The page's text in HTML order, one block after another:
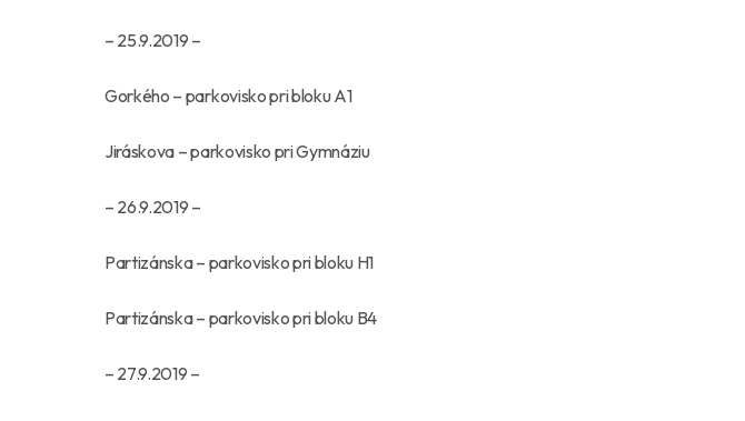
– 25.9.2019 –
Gorkého – parkovisko pri bloku A1
Jiráskova – parkovisko pri Gymnáziu
– 26.9.2019 –
Partizánska – parkovisko pri bloku H1
Partizánska – parkovisko pri bloku B4
– 27.9.2019 –